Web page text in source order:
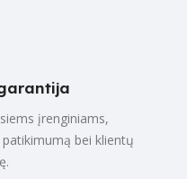
įrenginiams,
bei klientų